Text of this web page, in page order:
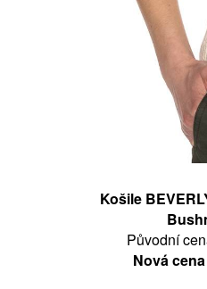
Košile
Původní
Nová